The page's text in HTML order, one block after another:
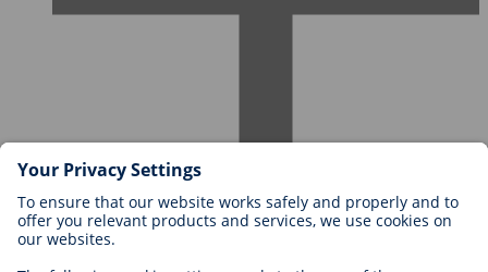
Karriere bei BIOTRONIK
Einstieg